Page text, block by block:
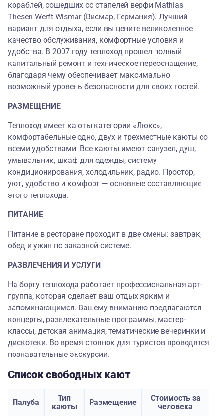
кораблей, сошедших со стапелей верфи Mathias
Thesen Werft Wismar (Висмар, Германия). Лучший
вариант для отдыха, если вы цените великолепное
качество обслуживания, комфортные условия и
удобства. В 2007 году теплоход прошел полный
капитальный ремонт и техническое переоснащение,
благодаря чему обеспечивает максимально
возможный уровень безопасности для своих гостей.
РАЗМЕЩЕНИЕ
Теплоход имеет каюты категории «Люкс»,
комфортабельные одно, двух и трехместные каюты со
всеми удобствами. Все каюты имеют санузел, душ,
умывальник, шкаф для одежды, систему
кондиционирования, холодильник, радио. Простор,
уют, удобство и комфорт — основные составляющие
этого теплохода.
ПИТАНИЕ
Питание в ресторане проходит в две смены: завтрак,
обед и ужин по заказной системе.
РАЗВЛЕЧЕНИЯ И УСЛУГИ
На борту теплохода работает профессиональная арт-
группа, которая сделает ваш отдых ярким и
запоминающимся. Вашему вниманию предлагаются
концерты, развлекательные программы, мастер-
классы, детская анимация, тематические вечеринки и
дискотеки. Во время стоянок для туристов проводятся
познавательные экскурсии.
Список свободных кают
Палуба
Тип
каюты
Размещение
Стоимость за
человека